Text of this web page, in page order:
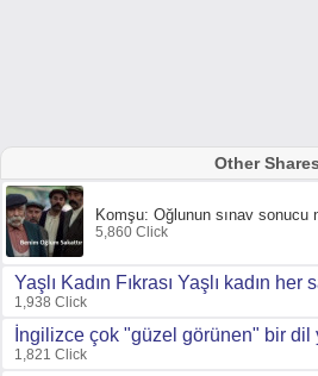
Other Shares
Komşu: Oğlunun sınav sonucu
5,860 Click
Yaşlı Kadın Fıkrası Yaşlı kadın her
1,938 Click
İngilizce çok "güzel görünen" bir dil
1,821 Click